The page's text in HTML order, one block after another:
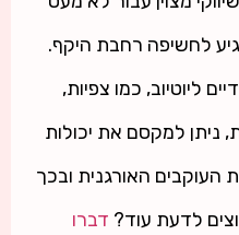
לחשיפה רחבת היקף.
ליוטיוב, כמו צפיות,
ניתן למקסם את יכולות
האורגנית ובכך
לדעת עוד? דברו